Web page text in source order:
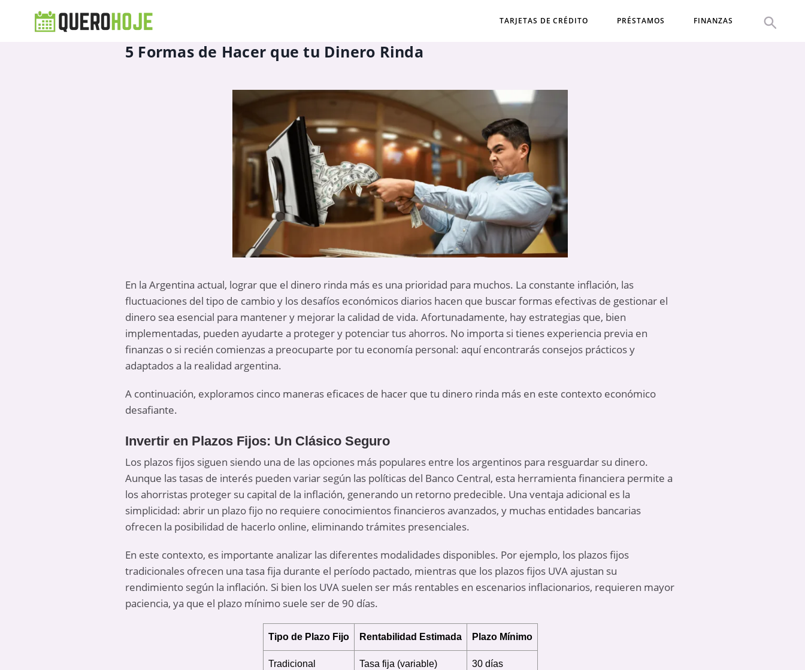
TARJETAS DE CRÉDITO PRÉSTAMOS FINANZAS
5 Formas de Hacer que tu Dinero Rinda
En la Argentina actual, lograr que el dinero rinda más es una prioridad para muchos. La constante inflación, las
fluctuaciones del tipo de cambio y los desafíos económicos diarios hacen que buscar formas efectivas de gestionar el
dinero sea esencial para mantener y mejorar la calidad de vida. Afortunadamente, hay estrategias que, bien
implementadas, pueden ayudarte a proteger y potenciar tus ahorros. No importa si tienes experiencia previa en
finanzas o si recién comienzas a preocuparte por tu economía personal: aquí encontrarás consejos prácticos y
adaptados a la realidad argentina.
A continuación, exploramos cinco maneras eficaces de hacer que tu dinero rinda más en este contexto económico
desafiante.
Invertir en Plazos Fijos: Un Clásico Seguro
Los plazos fijos siguen siendo una de las opciones más populares entre los argentinos para resguardar su dinero.
Aunque las tasas de interés pueden variar según las políticas del Banco Central, esta herramienta financiera permite a
los ahorristas proteger su capital de la inflación, generando un retorno predecible. Una ventaja adicional es la
simplicidad: abrir un plazo fijo no requiere conocimientos financieros avanzados, y muchas entidades bancarias
ofrecen la posibilidad de hacerlo online, eliminando trámites presenciales.
En este contexto, es importante analizar las diferentes modalidades disponibles. Por ejemplo, los plazos fijos
tradicionales ofrecen una tasa fija durante el período pactado, mientras que los plazos fijos UVA ajustan su
rendimiento según la inflación. Si bien los UVA suelen ser más rentables en escenarios inflacionarios, requieren mayor
paciencia, ya que el plazo mínimo suele ser de 90 días.
Tipo de Plazo Fijo Rentabilidad Estimada Plazo Mínimo
Tradicional Tasa fija (variable) 30 días